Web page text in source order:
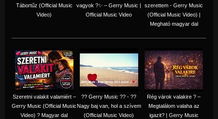
Tábortűz (Official Music
Video)
vagyok ?✨ – Gerry Music |
Official Music Video
szerettem - Gerry Music
(Official Music Video) |
Megható magyar dal
Szeretni valakit valamiért –
Gerry Music (Official Music
Video) ? Magyar dal
?? Gerry Music ?? - ??
Nagy baj van, hol a szívem
(Official Music Video)
Rég várok valakire ? –
Megtalálom valaha az
igazit? | Gerry Music